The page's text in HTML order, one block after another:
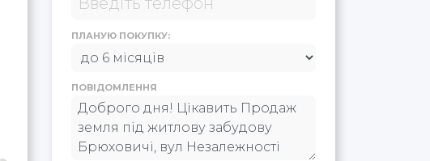
ПЛАНУЮ ПОКУПКУ:
ПОВІДОМЛЕННЯ